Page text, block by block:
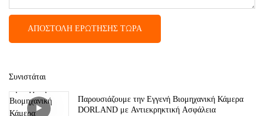
ΑΠΟΣΤΟΛΉ ΕΡΏΤΗΣΗΣ ΤΏΡΑ
Συνιστάται
Παρουσιάζουμε την Εγγενή Βιομηχανική Κάμερα
DORLAND με Αντιεκρηκτική Ασφάλεια